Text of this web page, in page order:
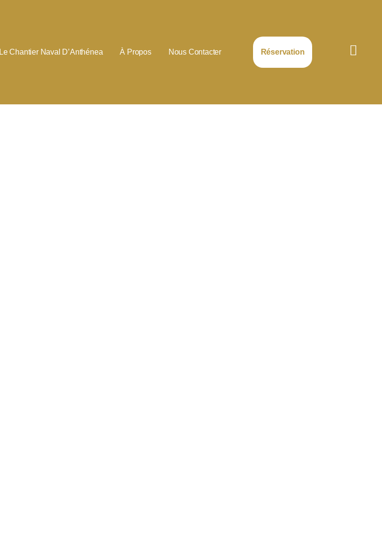
Le Chantier Naval D’Anthénea À Propos Nous Contacter Réservation